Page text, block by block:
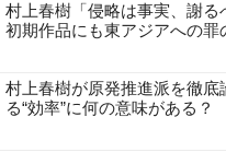
村上春樹「侵略は事実、謝る
初期作品にも東アジアへの罪
村上春樹が原発推進派を徹
る“効率”に何の意味がある？